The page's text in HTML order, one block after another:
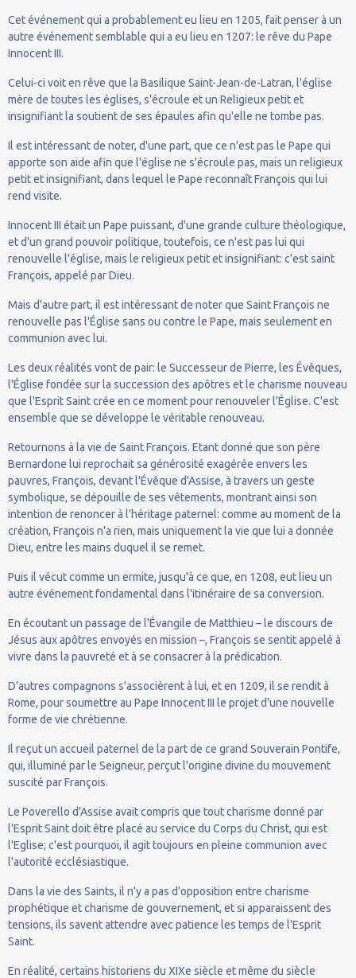
Cet événement qui a probablement eu lieu en 1205, fait penser à un
autre événement semblable qui a eu lieu en 1207: le rêve du Pape
Innocent III.
Celui-ci voit en rêve que la Basilique Saint-Jean-de-Latran, l'église
mère de toutes les églises, s'écroule et un Religieux petit et
insignifiant la soutient de ses épaules afin qu'elle ne tombe pas.
Il est intéressant de noter, d'une part, que ce n'est pas le Pape qui
apporte son aide afin que l'église ne s'écroule pas, mais un religieux
petit et insignifiant, dans lequel le Pape reconnaît François qui lui
rend visite.
Innocent III était un Pape puissant, d'une grande culture théologique,
et d'un grand pouvoir politique, toutefois, ce n'est pas lui qui
renouvelle l'église, mais le religieux petit et insignifiant: c'est saint
François, appelé par Dieu.
Mais d'autre part, il est intéressant de noter que Saint François ne
renouvelle pas l'Église sans ou contre le Pape, mais seulement en
communion avec lui.
Les deux réalités vont de pair: le Successeur de Pierre, les Évêques,
l'Église fondée sur la succession des apôtres et le charisme nouveau
que l'Esprit Saint crée en ce moment pour renouveler l'Église. C'est
ensemble que se développe le véritable renouveau.
Retournons à la vie de Saint François. Etant donné que son père
Bernardone lui reprochait sa générosité exagérée envers les
pauvres, François, devant l'Évêque d'Assise, à travers un geste
symbolique, se dépouille de ses vêtements, montrant ainsi son
intention de renoncer à l'héritage paternel: comme au moment de la
création, François n'a rien, mais uniquement la vie que lui a donnée
Dieu, entre les mains duquel il se remet.
Puis il vécut comme un ermite, jusqu'à ce que, en 1208, eut lieu un
autre événement fondamental dans l'itinéraire de sa conversion.
En écoutant un passage de l'Évangile de Matthieu – le discours de
Jésus aux apôtres envoyés en mission –, François se sentit appelé à
vivre dans la pauvreté et à se consacrer à la prédication.
D'autres compagnons s'associèrent à lui, et en 1209, il se rendit à
Rome, pour soumettre au Pape Innocent III le projet d'une nouvelle
forme de vie chrétienne.
Il reçut un accueil paternel de la part de ce grand Souverain Pontife,
qui, illuminé par le Seigneur, perçut l'origine divine du mouvement
suscité par François.
Le Poverello d'Assise avait compris que tout charisme donné par
l'Esprit Saint doit être placé au service du Corps du Christ, qui est
l'Eglise; c'est pourquoi, il agit toujours en pleine communion avec
l'autorité ecclésiastique.
Dans la vie des Saints, il n'y a pas d'opposition entre charisme
prophétique et charisme de gouvernement, et si apparaissent des
tensions, ils savent attendre avec patience les temps de l'Esprit
Saint.
En réalité, certains historiens du XIXe siècle et même du siècle